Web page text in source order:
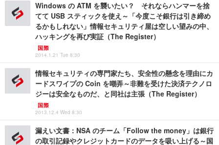
Windows の ATM を襲いたい？ それならハンマーを捨
てて USB スティックを使え～「今度こそ銀行は引き締め
るかもしれない」情報セキュリティ屋は空しい望みの中、
ハッキングを再び実証（The Register）
国際
2014.1.21 Tue 8:30
情報セキュリティの専門家たち、安全性の懸念を理由にカ
ードスワイプの Coin を嘲弄～非難を受けた決済テクノロ
ジーは安全なものだ、と同社は主張（The Register）
国際
2013.12.4 Wed 8:30
漏えい文書：NSA のチーム「Follow the money」は銀行
の取引記録やクレジットカードのデータを吸い上げる～国